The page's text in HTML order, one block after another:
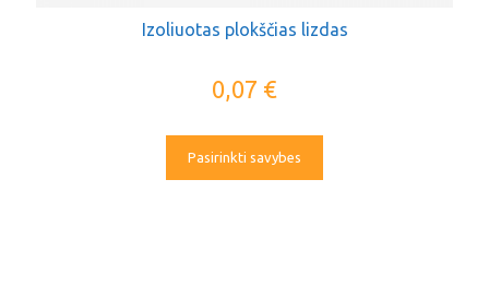
Izoliuotas plokščias lizdas
0,07 €
Pasirinkti savybes